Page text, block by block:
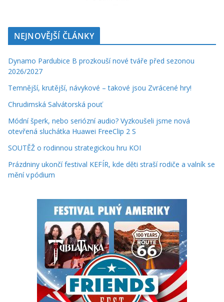
NEJNOVĚJŠÍ ČLÁNKY
Dynamo Pardubice B prozkouší nové tváře před sezonou
2026/2027
Temnější, krutější, návykové – takové jsou Zvrácené hry!
Chrudimská Salvátorská pouť
Módní šperk, nebo seriózní audio? Vyzkoušeli jsme nová
otevřená sluchátka Huawei FreeClip 2 S
SOUTĚŽ o rodinnou strategickou hru KOI
Prázdniny ukončí festival KEFÍR, kde děti straší rodiče a valník se
mění v pódium